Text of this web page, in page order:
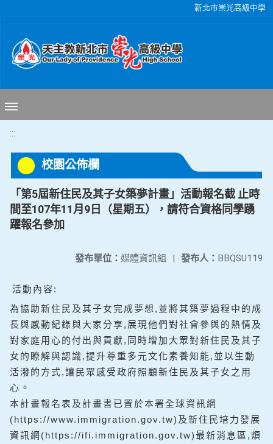
新北市崇光高級中學
:::
校園公佈欄
「第5屆新住民及其子女築夢計畫」活動報名截 止時
間至107年11月9日（星期五），請符合資格同學踴
躍報名參加
發布人： BBQSU119
發布單位： 媒體資訊組 |
活動內容:
為協助新住民及其子女完成夢想,並將其築夢過程中的成
長與感動紀錄與大家分享,展現他們對社會參與的熱情及
對家庭用心的付出與貢獻,同時增加大眾對新住民及其子
女的瞭解與認識,提升尊重多元文化素養知能,並以生動
活潑的方式,讓民眾感受政府照顧新住民及其子女之用
心 。
本計畫報名表及計畫書已置於本署全球資訊網
(https://www.immigration.gov.tw)及新住民培力發展
資訊網(https://ifi. immigration.gov.tw)最新消息區 ,煩